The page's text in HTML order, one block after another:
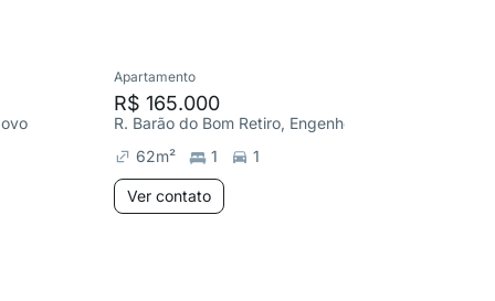
Apartamento
R$ 165.000
62m² 1 1
Ver contato